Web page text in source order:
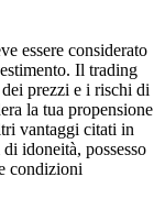
essere considerato
Il trading
prezzi e i rischi di
la tua propensione
vantaggi citati in
idoneità, possesso
condizioni